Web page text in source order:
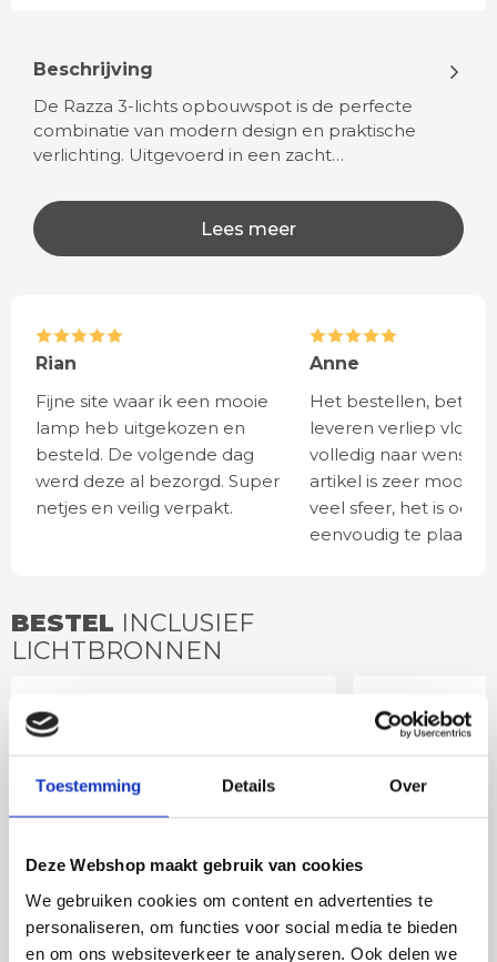
Toestemming Details Over
Deze Webshop maakt gebruik van cookies
We gebruiken cookies om content en advertenties te
personaliseren, om functies voor social media te bieden
en om ons websiteverkeer te analyseren. Ook delen we
Beschrijving
De Razza 3-lichts opbouwspot is de perfecte
combinatie van modern design en praktische
verlichting. Uitgevoerd in een zacht…
Lees meer
Rian
Fijne site waar ik een mooie
lamp heb uitgekozen en
besteld. De volgende dag
werd deze al bezorgd. Super
netjes en veilig verpakt.
Anne
Het bestellen,
leveren verliep vlot en
volledig naar wens.
artikel is zeer mooi
veel sfeer, het is ook
eenvoudig te
BESTEL INCLUSIEF
LICHTBRONNEN
GU10 3standenlamp |
LED lamp